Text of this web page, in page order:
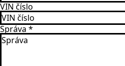
VIN číslo
Správa *